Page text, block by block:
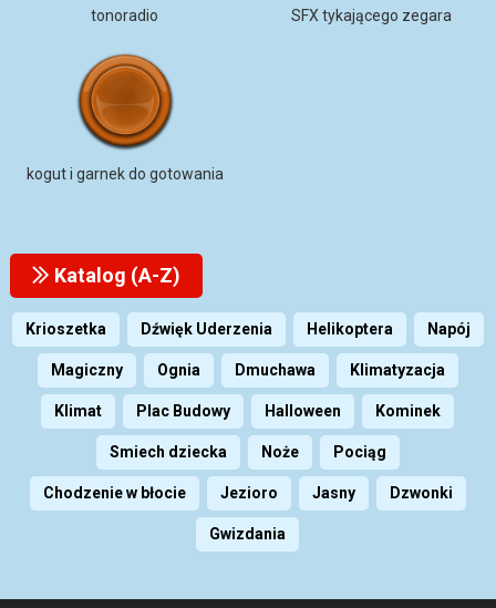
tonoradio SFX tykającego zegara
kogut i garnek do gotowania
Katalog (A-Z)
Krioszetka Dźwięk Uderzenia Helikoptera Napój
Magiczny Ognia Dmuchawa Klimatyzacja
Klimat Plac Budowy Halloween Kominek
Smiech dziecka Noże Pociąg
Chodzenie w błocie Jezioro Jasny Dzwonki
Gwizdania